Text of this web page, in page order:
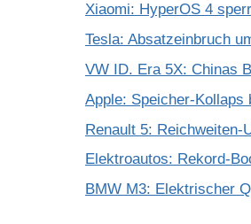
Xiaomi: HyperOS 4
Tesla: Absatzeinbruch
VW ID. Era 5X: Chinas
Apple: Speicher-Kollaps
Renault 5: Reichweiten-
Elektroautos: Rekord-
BMW M3: Elektrischer